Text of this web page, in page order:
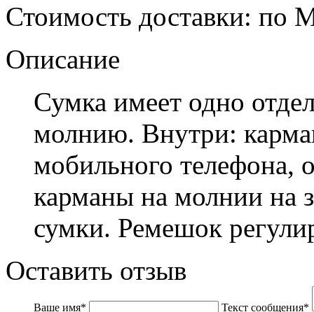
Стоимость доставки: по
Описание
Сумка имеет одно
молнию. Внутри:
мобильного телефона,
карманы на молнии на
сумки. Ремешок
Оставить отзыв
Ваше имя* Текст сообщения*